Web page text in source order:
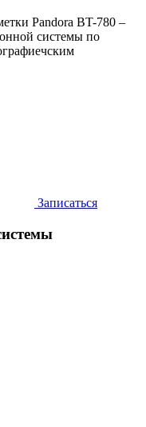
Pandora BT-780 –
системы по
Записаться